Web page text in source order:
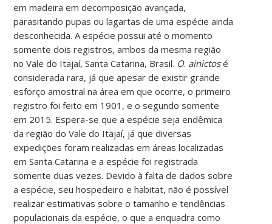
em madeira em decomposição avançada,
parasitando pupas ou lagartas de uma espécie ainda
desconhecida. A espécie possui até o momento
somente dois registros, ambos da mesma região
no Vale do Itajaí, Santa Catarina, Brasil. O. ainictosé
considerada rara, já que apesar de existir grande
esforço amostral na área em que ocorre, o primeiro
registro foi feito em 1901, e o segundo somente
em 2015. Espera-se que a espécie seja endêmica
da região do Vale do Itajaí, já que diversas
expedições foram realizadas em áreas localizadas
em Santa Catarina e a espécie foi registrada
somente duas vezes. Devido à falta de dados sobre
a espécie, seu hospedeiro e habitat, não é possível
realizar estimativas sobre o tamanho e tendências
populacionais da espécie, o que a enquadra como